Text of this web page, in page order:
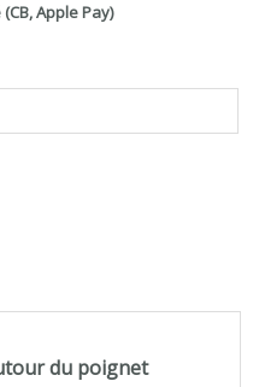
Apple Pay)
du poignet